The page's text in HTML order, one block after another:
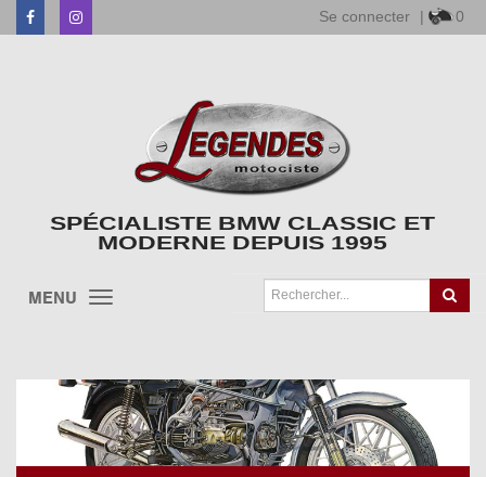
FacebookInstagram Se connecter | 0
SPÉCIALISTE BMW CLASSIC ET
MODERNE DEPUIS 1995
MENU